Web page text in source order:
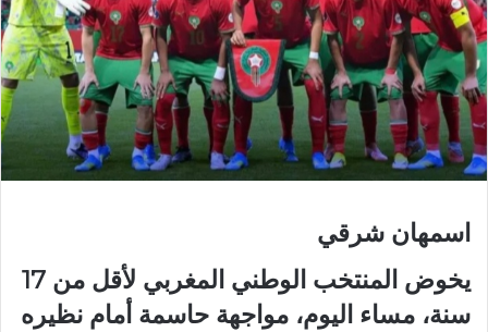
اسمهان شرقي
يخوض المنتخب الوطني المغربي لأقل من 17
سنة، مساء اليوم، مواجهة حاسمة أمام نظيره